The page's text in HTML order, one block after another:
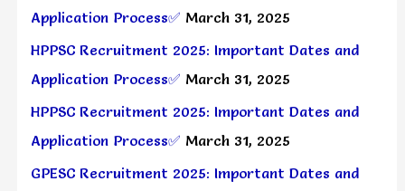
Application Process✅ March 31, 2025
HPPSC Recruitment 2025: Important Dates and
Application Process✅ March 31, 2025
HPPSC Recruitment 2025: Important Dates and
Application Process✅ March 31, 2025
GPESC Recruitment 2025: Important Dates and